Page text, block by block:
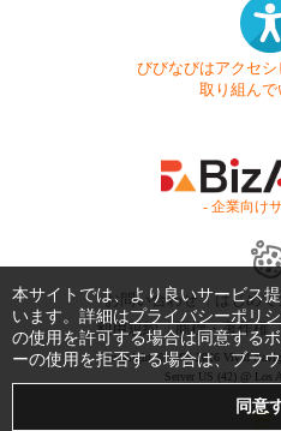
びびなびはアクセ
取り組んで
- 企業向け
お問い合わせ はじめて
利用規約
商標・著作権
Copyright © 1999-2026 Vivid
Server US (42) @ Los
本サイトでは、より良いサービス
います。詳細はプライバシーポリ
の使用を許可する場合は同意する
ーの使用を拒否する場合は、ブラ